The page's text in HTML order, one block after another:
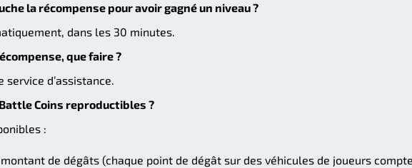
la récompense pour avoir gagné un niveau ?
dans les 30 minutes.
que faire ?
d’assistance.
Coins reproductibles ?
:
de dégâts (chaque point de dégât sur des véhicules de joueurs